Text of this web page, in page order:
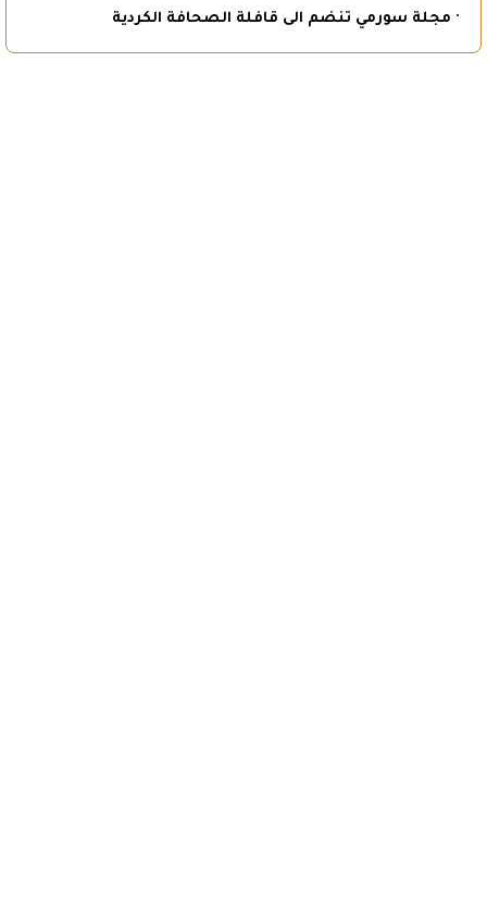
· مجلة سورمي تنضم الى قافلة الصحافة الكردية